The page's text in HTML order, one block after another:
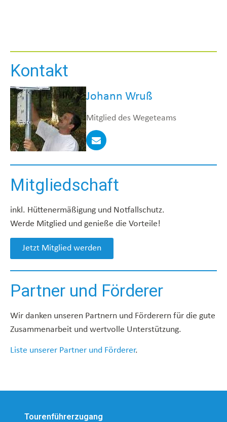
Kontakt
Johann Wruß
Mitglied des Wegeteams
Mitgliedschaft
inkl. Hüttenermäßigung und Notfallschutz.
Werde Mitglied und genieße die Vorteile!
Jetzt Mitglied werden
Partner und Förderer
Wir danken unseren Partnern und Förderern für die gute
Zusammenarbeit und wertvolle Unterstützung.
Liste unserer Partner und Förderer.
Tourenführerzugang